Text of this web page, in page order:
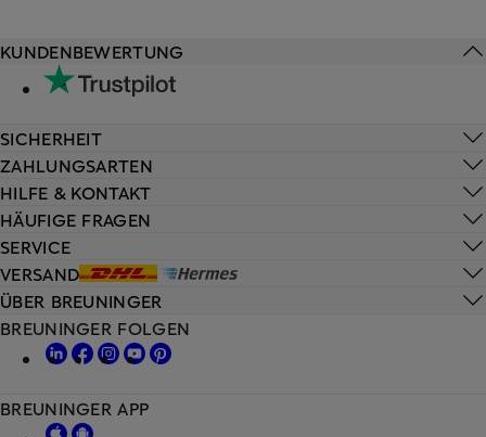
HILFE & KONTAKT
HÄUFIGE FRAGEN
SERVICE
VERSAND
KUNDENBEWERTUNG
SICHERHEIT
ZAHLUNGSARTEN
ÜBER BREUNINGER
BREUNINGER FOLGEN
BREUNINGER APP